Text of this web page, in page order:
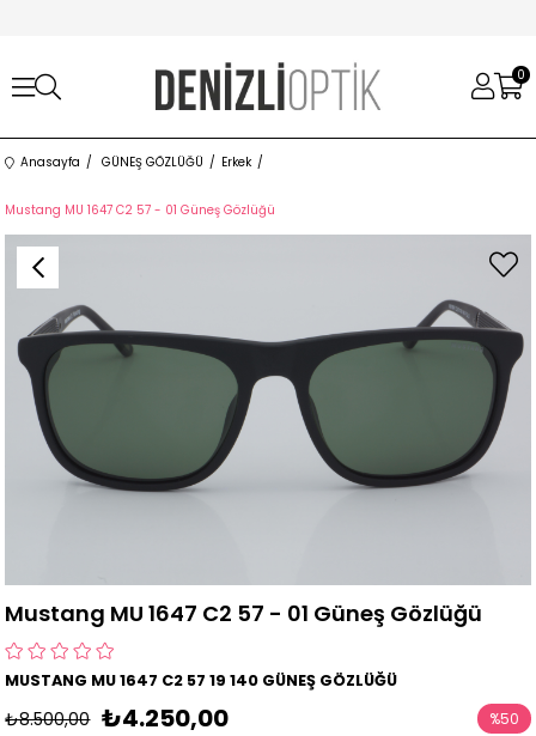
0
Anasayfa GÜNEŞ GÖZLÜĞÜ Erkek
Mustang MU 1647 C2 57 - 01 Güneş Gözlüğü
Mustang MU 1647 C2 57 - 01 Güneş Gözlüğü
MUSTANG MU 1647 C2 57 19 140 GÜNEŞ GÖZLÜĞÜ
₺8.500,00 ₺4.250,00 %50